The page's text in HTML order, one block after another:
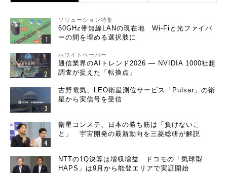
ソリューション特集
60GHz帯無線LANの現在地 Wi-Fiと光ファイバ
ーの間を埋める選択肢に
ホワイトペーパー
通信業界のAIトレンド2026 ― NVIDIA 1000社超
調査が捉えた「転換点」
古野電気、LEO衛星測位サービス「Pulsar」の衛
星から実信号を受信
衛星コンステ、日本の勝ち筋は「負けないこ
と」 宇宙開発の最新動向を三菱総研が解説
NTTの1Q決算は増収増益 ドコモの「気球型
HAPS」は9月から能登エリアで実証開始